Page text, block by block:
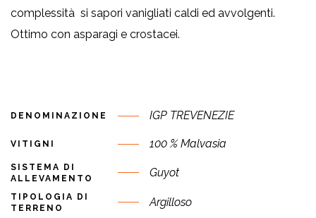
complessità si sapori vanigliati caldi ed avvolgenti.
Ottimo con asparagi e crostacei.
DENOMINAZIONE IGP TREVENEZIE
VITIGNI 100 % Malvasia
SISTEMA DI
ALLEVAMENTO
Guyot
TIPOLOGIA DI
TERRENO
Argilloso